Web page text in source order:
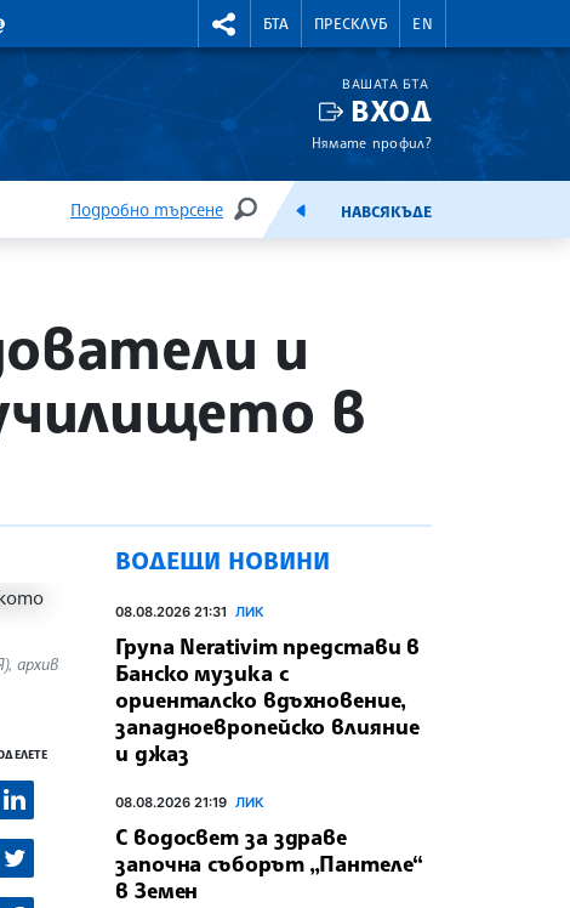
КУРСОВЕ RIGHTMENU.SOCIAL
БТА ПРЕСКЛУБ EN
ВАШАТА БТА
ВХОД
Нямате профил?
Подробно търсене
ТЪРСЕНЕЕМИСИЯНАВСЯКЪДЕ
и
в
архив
ВОДЕЩИ НОВИНИ
08.08.2026 21:31 ЛИК
Група Nerativim представи в
Банско музика с
ориенталско вдъхновение,
западноевропейско влияние
и джаз
08.08.2026 21:19 ЛИК
С водосвет за здраве
започна съборът „Пантеле“
в Земен